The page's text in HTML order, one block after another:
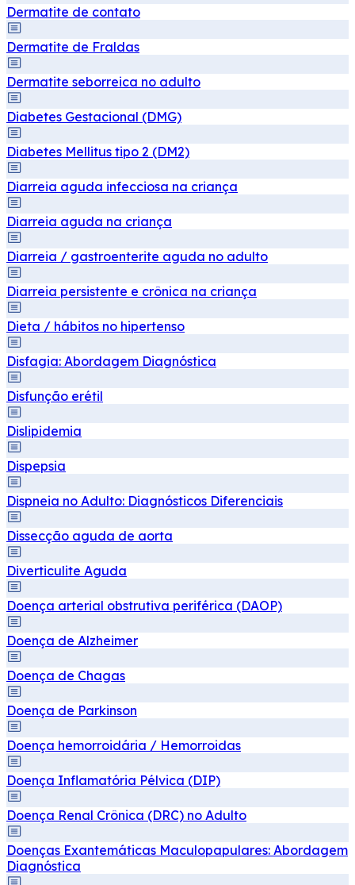
Dermatite de contato
Dermatite de Fraldas
Dermatite seborreica no adulto
Diabetes Gestacional (DMG)
Diabetes Mellitus tipo 2 (DM2)
Diarreia aguda infecciosa na criança
Diarreia aguda na criança
Diarreia / gastroenterite aguda no adulto
Diarreia persistente e crônica na criança
Dieta / hábitos no hipertenso
Disfagia: Abordagem Diagnóstica
Disfunção erétil
Dislipidemia
Dispepsia
Dispneia no Adulto: Diagnósticos Diferenciais
Dissecção aguda de aorta
Diverticulite Aguda
Doença arterial obstrutiva periférica (DAOP)
Doença de Alzheimer
Doença de Chagas
Doença de Parkinson
Doença hemorroidária / Hemorroidas
Doença Inflamatória Pélvica (DIP)
Doença Renal Crônica (DRC) no Adulto
Doenças Exantemáticas Maculopapulares: Abordagem
Diagnóstica